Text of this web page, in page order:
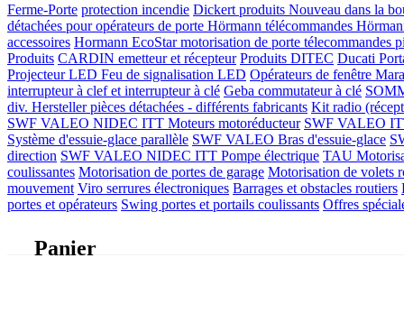
Ferme-Porte protection incendie Dickert produits Nouveau dans la
détachées pour opérateurs de porte Hörmann télécommandes
accessoires Hormann EcoStar motorisation de porte télecommandes
Produits CARDIN emetteur et récepteur Produits DITEC Ducati
Projecteur LED Feu de signalisation LED Opérateurs de fenêtre
interrupteur à clef et interrupteur à clé Geba commutateur à clé
div. Herstellerpièces détachées - différents fabricants Kit radio
SWF VALEO NIDEC ITT Moteurs motoréducteur SWF VALEO
Système d'essuie-glace parallèle SWF VALEO Bras d'essuie-glace
direction SWF VALEO NIDEC ITT Pompe électrique TAU
coulissantes Motorisation de portes de garage Motorisation de volets
mouvement Viro serrures électroniques Barrages et obstacles routiers
portes et opérateurs Swing portes et portails coulissants Offres
Panier